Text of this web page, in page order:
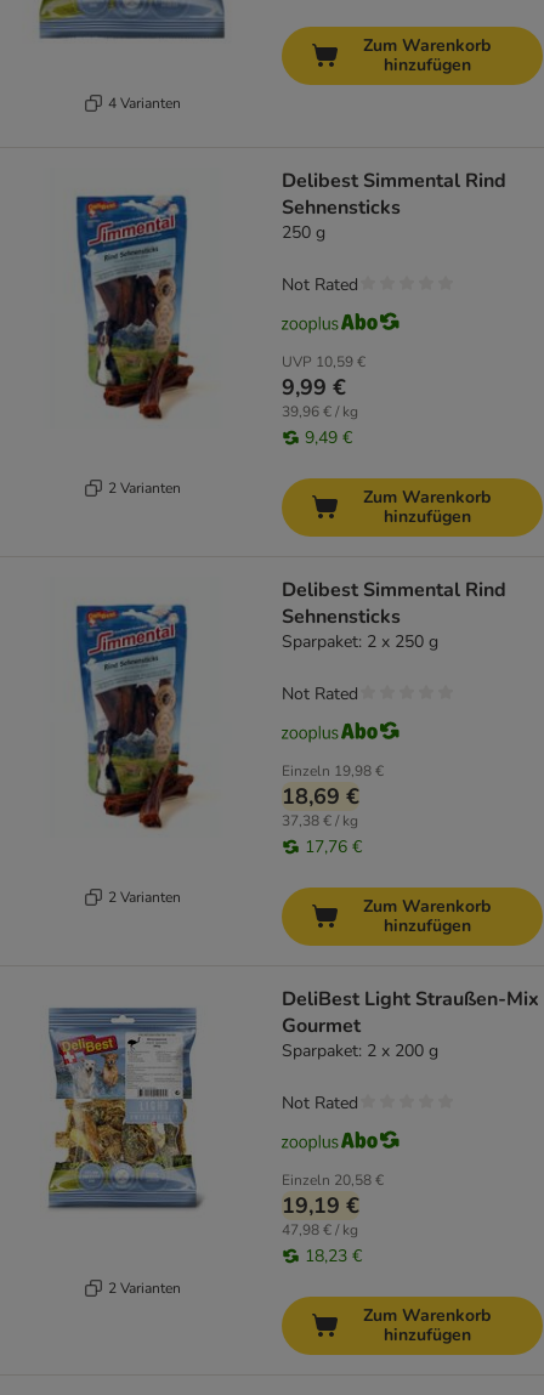
4 Varianten
Zum Warenkorb
hinzufügen
2 Varianten
Delibest Simmental Rind
Sehnensticks
250 g
UVP 10,59 €
9,99 €
39,96 € / kg
9,49 €
Not Rated
Zum Warenkorb
hinzufügen
2 Varianten
Delibest Simmental Rind
Sehnensticks
Sparpaket: 2 x 250 g
Einzeln 19,98 €
18,69 €
37,38 € / kg
17,76 €
Not Rated
Zum Warenkorb
hinzufügen
2 Varianten
DeliBest Light Straußen-Mix
Gourmet
Sparpaket: 2 x 200 g
Einzeln 20,58 €
19,19 €
47,98 € / kg
18,23 €
Not Rated
Zum Warenkorb
hinzufügen